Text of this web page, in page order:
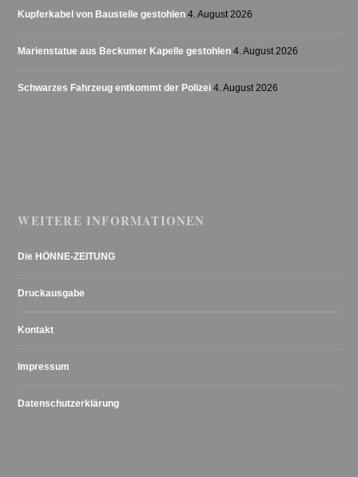
Kupferkabel von Baustelle gestohlen 4. August 2026
Marienstatue aus Beckumer Kapelle gestohlen 4. August 2026
Schwarzes Fahrzeug entkommt der Polizei 4. August 2026
WEITERE INFORMATIONEN
Die HÖNNE-ZEITUNG
Druckausgabe
Kontakt
Impressum
Datenschutzerklärung